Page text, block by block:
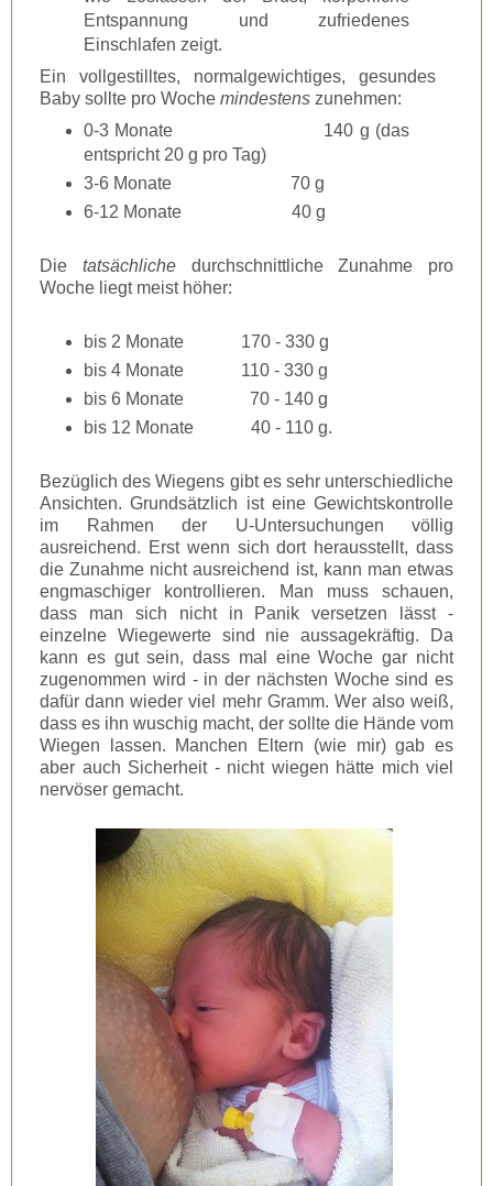
Entspannung und zufriedenes
Einschlafen zeigt.
Ein vollgestilltes, normalgewichtiges, gesundes
Baby sollte pro Woche mindestens zunehmen:
0-3 Monate 140 g (das
entspricht 20 g pro Tag)
3-6 Monate 70 g
6-12 Monate 40 g
Die tatsächlichedurchschnittliche Zunahme pro
Woche liegt meist höher:
bis 2 Monate 170 - 330 g
bis 4 Monate 110 - 330 g
bis 6 Monate 70 - 140 g
bis 12 Monate 40 - 110 g.
Bezüglich des Wiegens gibt es sehr unterschiedliche
Ansichten. Grundsätzlich ist eine Gewichtskontrolle
im Rahmen der U-Untersuchungen völlig
ausreichend. Erst wenn sich dort herausstellt, dass
die Zunahme nicht ausreichend ist, kann man etwas
engmaschiger kontrollieren. Man muss schauen,
dass man sich nicht in Panik versetzen lässt -
einzelne Wiegewerte sind nie aussagekräftig. Da
kann es gut sein, dass mal eine Woche gar nicht
zugenommen wird - in der nächsten Woche sind es
dafür dann wieder viel mehr Gramm. Wer also weiß,
dass es ihn wuschig macht, der sollte die Hände vom
Wiegen lassen. Manchen Eltern (wie mir) gab es
aber auch Sicherheit - nicht wiegen hätte mich viel
nervöser gemacht.